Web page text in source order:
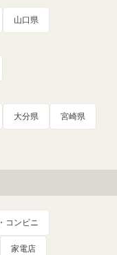
山口県
大分県 宮崎県
コンビニ
家電店